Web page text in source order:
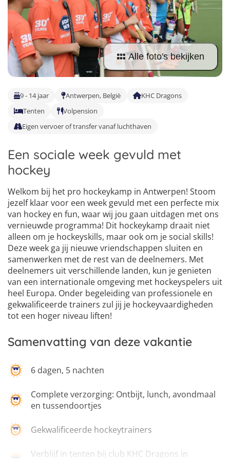
Boerderijkampen
Computerkampen
Musicalkampen
Natuurkampen
Ponykampen
Meidenkampen
Malta
Duitsland
Portugal
Oostenrijk
Italië
Taalreizen Duits
Taalreizen Italiaans
Surfkampen Portugal
Surfkampen Buitenland
Surfkampen Sri Lanka
Golfsurfkampen
Kitesurfkampen
4
5
6
Alle foto's bekijken
9 - 14 jaar Antwerpen, België
KHC Dragons
Tenten
Volpension
Eigen vervoer of transfer vanaf luchthaven
Een sociale week gevuld met
hockey
Welkom bij het pro hockeykamp in Antwerpen! Stoom
jezelf klaar voor een week gevuld met een perfecte mix
van hockey en fun, waar wij jou gaan uitdagen met ons
vernieuwde programma! Dit hockeykamp draait niet
alleen om je hockeyskills, maar ook om je social skills!
Deze week ga jij nieuwe vriendschappen sluiten en
samenwerken met de rest van de deelnemers. Met
deelnemers uit verschillende landen, kun je genieten
van een internationale omgeving met hockeyspelers uit
heel Europa. Onder begeleiding van professionele en
gekwalificeerde trainers zul jij je hockeyvaardigheden
tot een hoger niveau liften!
Samenvatting van deze vakantie
6 dagen, 5 nachten
Complete verzorging: Ontbijt, lunch, avondmaal
en tussendoortjes
Gekwalificeerde hockeytrainers
Verblijf in tenten bij club KHC Dragons in